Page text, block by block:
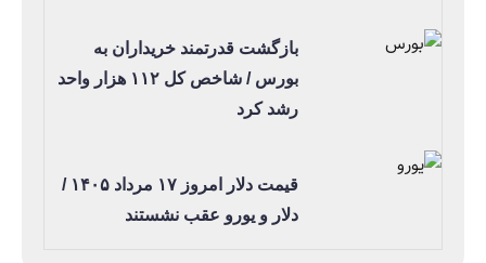
بازگشت قدرتمند خریداران به
بورس / شاخص کل ۱۱۲ هزار واحد
رشد کرد
قیمت دلار امروز ۱۷ مرداد ۱۴۰۵ /
دلار و یورو عقب نشستند